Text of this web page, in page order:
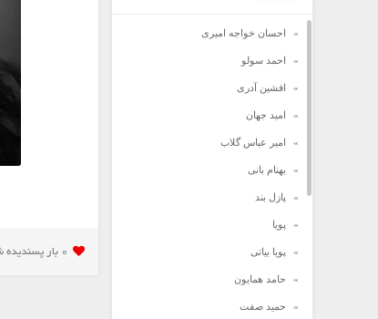
احسان خواجه امیری
احمد سولو
افشین آدری
امید جهان
امیر عباس گلاب
بهنام بانی
پازل بند
پویا
پویا بیاتی
حامد همایون
حمید صفت
0 بار پسنديده شده است